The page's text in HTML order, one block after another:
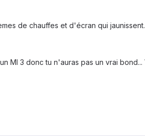
de chauffes et d'écran qui
MI 3 donc tu n'auras pas un vrai